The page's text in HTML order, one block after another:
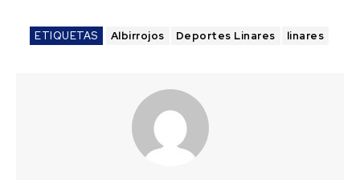
ETIQUETAS Albirrojos Deportes Linares linares